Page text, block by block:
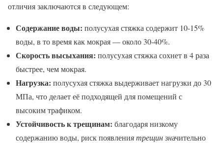
отличия заключаются в следующем:
Содержание воды: полусухая стяжка содержит 10-15%
воды, в то время как мокрая — около 30-40%.
Скорость высыхания: полусухая стяжка сохнет в 4 раза
быстрее, чем мокрая.
Нагрузка: полусухая стяжка выдерживает нагрузки до 30
МПа, что делает её подходящей для помещений с
высоким трафиком.
Устойчивость к трещинам: благодаря низкому
содержанию воды, риск появления трещин значительно